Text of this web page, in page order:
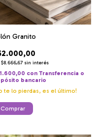
Granito
$8.666,67 sin interés
con Transferencia o
bancario
te lo pierdas, es el último!
Comprar